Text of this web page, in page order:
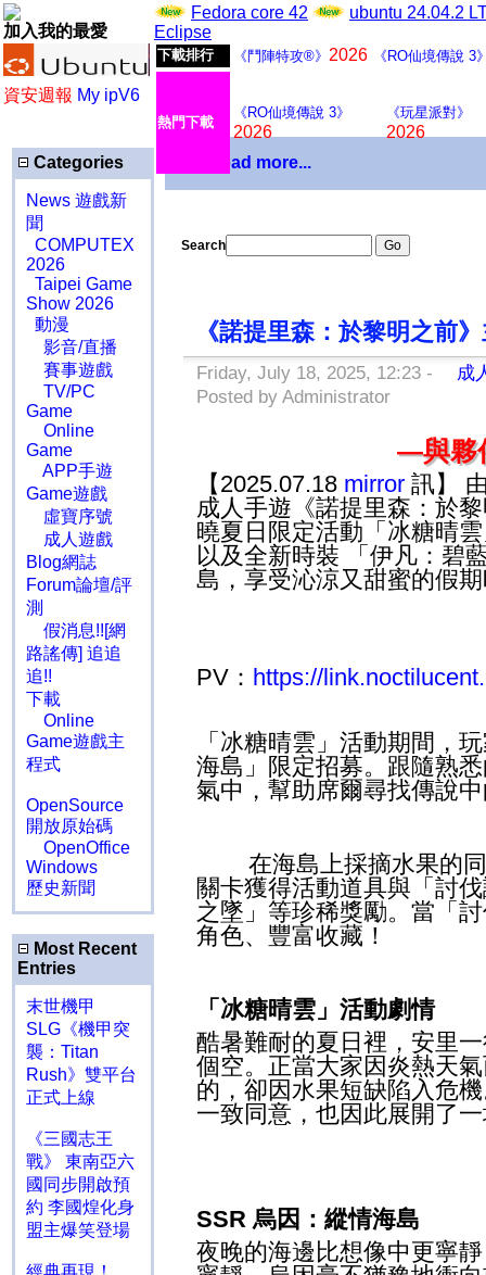
加入我的最愛
資安週報 My ipV6
Fedora core 42
ubuntu 24.04.2
Eclipse
下載排行 《鬥陣特攻®》 2026 《RO仙境傳說 3
熱門下載
《RO仙境傳說 3》
2026
《玩星派對》
2026
Categories
News 遊戲新
聞
COMPUTEX
2026
Taipei Game
Show 2026
動漫
影音/直播
賽事遊戲
TV/PC
Game
Online
Game
APP手遊
Game遊戲
虛寶序號
成人遊戲
Blog網誌
Forum論壇/評
測
假消息!![網
路謠傳] 追追
追!!
下載
Online
Game遊戲主
程式
OpenSource
開放原始碼
OpenOffice
Windows
歷史新聞
Most Recent
Entries
末世機甲
SLG《機甲突
襲：Titan
Rush》雙平台
正式上線
《三國志王
戰》 東南亞六
國同步開啟預
約 李國煌化身
盟主爆笑登場
經典再現！
Download more...
Search
《諾提里森：於黎明之前
Friday, July 18, 2025, 12:23 -
成
Posted by Administrator
—與夥
【2025.07.18 mirror 訊】
成人手遊《諾提里森：於
曉夏日限定活動「冰糖晴
以及全新時裝 「伊凡：碧
島，享受沁涼又甜蜜的假
PV ： https://
「冰糖晴雲」活動期間，
海島」限定招募。跟隨熟
氣中，幫助席爾尋找傳說
在海島上採摘水果的
關卡獲得活動道具與「討
之墜」等珍稀獎勵。當「
角色、豐富收藏！
「冰糖晴雲」活動劇情
酷暑難耐的夏日裡，安里
個空。正當大家因炎熱天
的，卻因水果短缺陷入危
一致同意，也因此展開了
SSR 烏因：縱情海島
夜晚的海邊比想像中更寧